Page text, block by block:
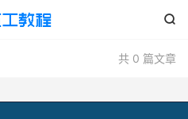

共 0 篇文章